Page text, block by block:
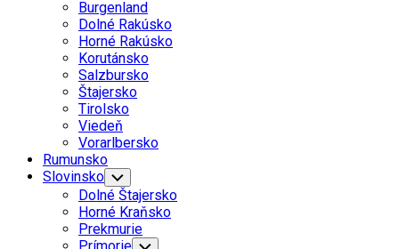
Menu
Burgenland
Dolné Rakúsko
Horné Rakúsko
Korutánsko
Salzbursko
Štajersko
Tirolsko
Viedeň
Vorarlbersko
Rumunsko
Slovinsko Toggle
Child
Menu
Dolné Štajersko
Horné Kraňsko
Prekmurie
Toggle